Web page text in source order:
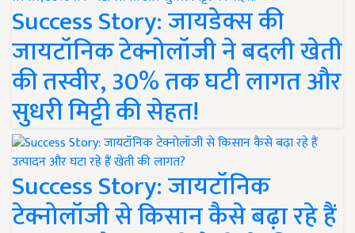
Success Story: जायडेक्स की
जायटॉनिक टेक्नोलॉजी ने बदली खेती
की तस्वीर, 30% तक घटी लागत और
सुधरी मिट्टी की सेहत!
Success Story: जायटॉनिक
टेक्नोलॉजी से किसान कैसे बढ़ा रहे हैं